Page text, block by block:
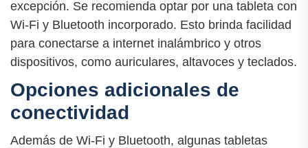
excepción. Se recomienda optar por una tableta con
Wi-Fi y Bluetooth incorporado. Esto brinda facilidad
para conectarse a internet inalámbrico y otros
dispositivos, como auriculares, altavoces y teclados.
Opciones adicionales de
conectividad
Además de Wi-Fi y Bluetooth, algunas tabletas